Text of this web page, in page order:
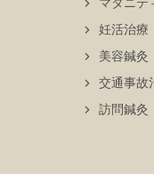
マタニテ
妊活治療
美容鍼灸
交通事故
訪問鍼灸